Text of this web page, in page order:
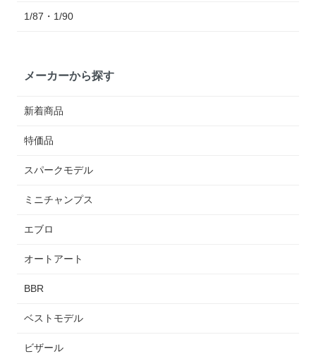
1/87・1/90
メーカーから探す
新着商品
特価品
スパークモデル
ミニチャンプス
エブロ
オートアート
BBR
ベストモデル
ビザール